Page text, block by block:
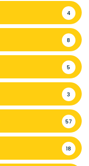
4
8
5
3
57
18